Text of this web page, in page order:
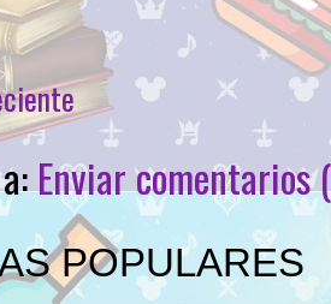
Enviar comentarios
POPULARES